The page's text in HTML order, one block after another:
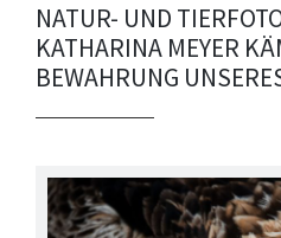
NATUR- UND
KATHARINA MEYER
BEWAHRUNG